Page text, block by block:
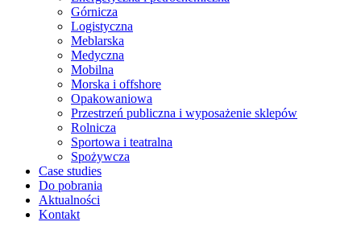
Górnicza
Logistyczna
Meblarska
Medyczna
Mobilna
Morska i offshore
Opakowaniowa
Przestrzeń publiczna i wyposażenie sklepów
Rolnicza
Sportowa i teatralna
Spożywcza
Case studies
Do pobrania
Aktualności
Kontakt